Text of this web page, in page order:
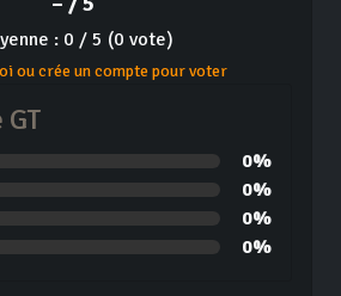
: 0 / 5 (0 vote)
ou crée un compte pour voter
0%
0%
0%
0%